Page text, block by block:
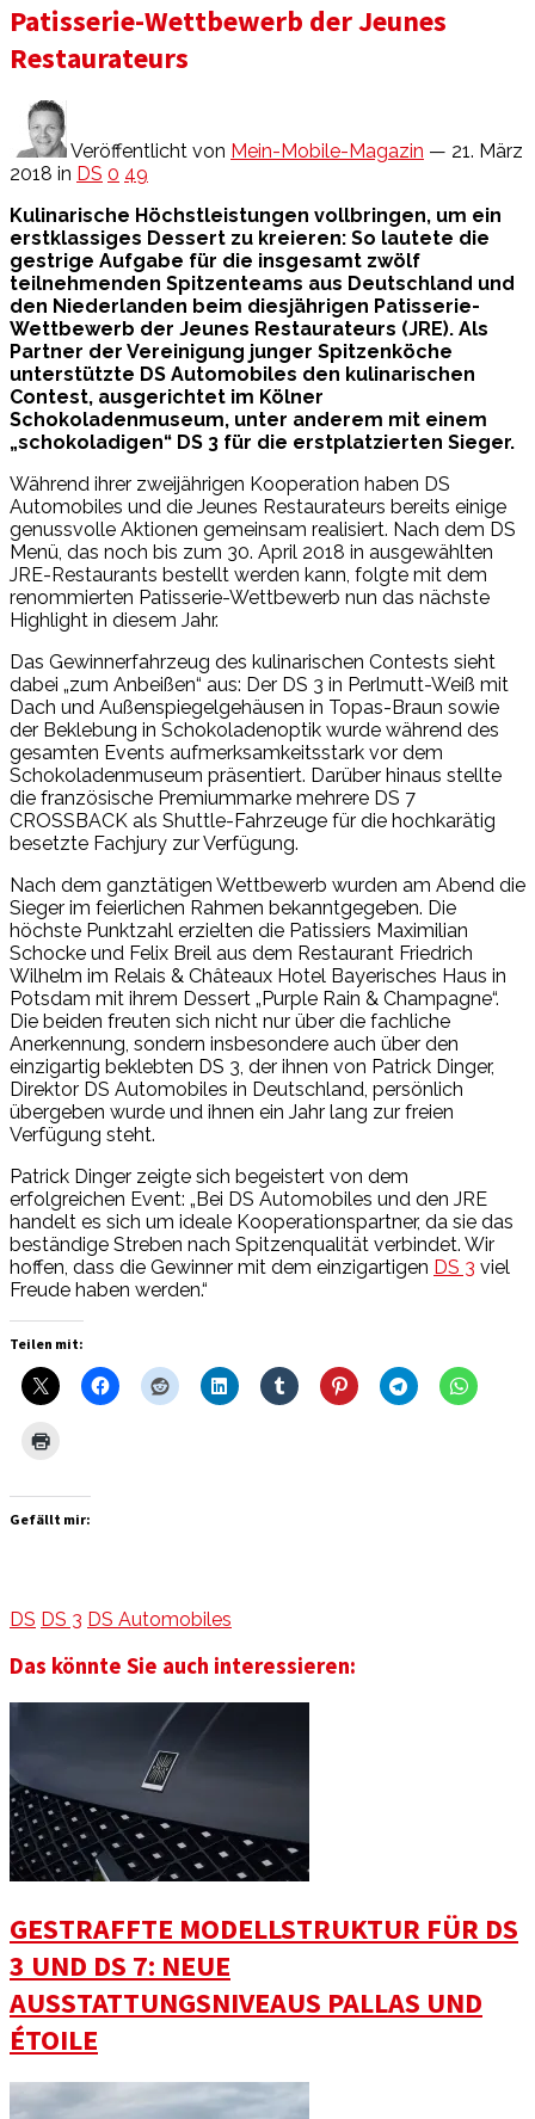
Patisserie-Wettbewerb der Jeunes
Restaurateurs
Veröffentlicht von Mein-Mobile-Magazin — 21. März
2018 in DS 0 49
Kulinarische Höchstleistungen vollbringen, um ein
erstklassiges Dessert zu kreieren: So lautete die
gestrige Aufgabe für die insgesamt zwölf
teilnehmenden Spitzenteams aus Deutschland und
den Niederlanden beim diesjährigen Patisserie-
Wettbewerb der Jeunes Restaurateurs (JRE). Als
Partner der Vereinigung junger Spitzenköche
unterstützte DS Automobiles den kulinarischen
Contest, ausgerichtet im Kölner
Schokoladenmuseum, unter anderem mit einem
„schokoladigen“ DS 3 für die erstplatzierten Sieger.
Während ihrer zweijährigen Kooperation haben DS
Automobiles und die Jeunes Restaurateurs bereits einige
genussvolle Aktionen gemeinsam realisiert. Nach dem DS
Menü, das noch bis zum 30. April 2018 in ausgewählten
JRE-Restaurants bestellt werden kann, folgte mit dem
renommierten Patisserie-Wettbewerb nun das nächste
Highlight in diesem Jahr.
Das Gewinnerfahrzeug des kulinarischen Contests sieht
dabei „zum Anbeißen“ aus: Der DS 3 in Perlmutt-Weiß mit
Dach und Außenspiegelgehäusen in Topas-Braun sowie
der Beklebung in Schokoladenoptik wurde während des
gesamten Events aufmerksamkeitsstark vor dem
Schokoladenmuseum präsentiert. Darüber hinaus stellte
die französische Premiummarke mehrere DS 7
CROSSBACK als Shuttle-Fahrzeuge für die hochkarätig
besetzte Fachjury zur Verfügung.
Nach dem ganztätigen Wettbewerb wurden am Abend die
Sieger im feierlichen Rahmen bekanntgegeben. Die
höchste Punktzahl erzielten die Patissiers Maximilian
Schocke und Felix Breil aus dem Restaurant Friedrich
Wilhelm im Relais & Châteaux Hotel Bayerisches Haus in
Potsdam mit ihrem Dessert „Purple Rain & Champagne“.
Die beiden freuten sich nicht nur über die fachliche
Anerkennung, sondern insbesondere auch über den
einzigartig beklebten DS 3, der ihnen von Patrick Dinger,
Direktor DS Automobiles in Deutschland, persönlich
übergeben wurde und ihnen ein Jahr lang zur freien
Verfügung steht.
Patrick Dinger zeigte sich begeistert von dem
erfolgreichen Event: „Bei DS Automobiles und den JRE
handelt es sich um ideale Kooperationspartner, da sie das
beständige Streben nach Spitzenqualität verbindet. Wir
hoffen, dass die Gewinner mit dem einzigartigen DS 3 viel
Freude haben werden.“
Teilen mit:
Gefällt mir:
DS DS 3 DS Automobiles
Das könnte Sie auch interessieren:
GESTRAFFTE MODELLSTRUKTUR FÜR DS
3 UND DS 7: NEUE
AUSSTATTUNGSNIVEAUS PALLAS UND
ÉTOILE